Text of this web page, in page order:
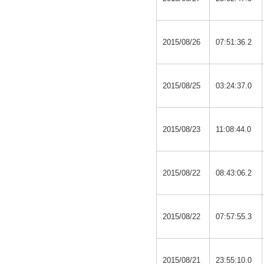
2015/08/26 07:51:36.2
2015/08/25 03:24:37.0
2015/08/23 11:08:44.0
2015/08/22 08:43:06.2
2015/08/22 07:57:55.3
2015/08/21 23:55:10.0